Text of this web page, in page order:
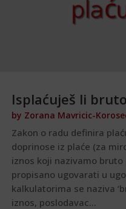
Isplaćuješ li
by Zorana Mavricic-
Zakon o radu definira
doprinose iz plaće (za
iznos koji nazivamo bruto
propisano ugovarati u
kalkulatorima se naziva
iznos, poslodavac...